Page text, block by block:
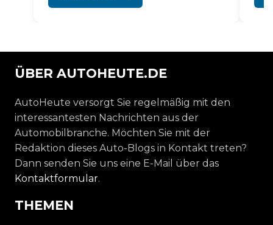
ÜBER AUTOHEUTE.DE
AutoHeute versorgt Sie regelmäßig mit den
interessantesten Nachrichten aus der
Automobilbranche. Möchten Sie mit der
Redaktion dieses Auto-Blogs in Kontakt treten?
Dann senden Sie uns eine E-Mail über das
Kontaktformular.
THEMEN